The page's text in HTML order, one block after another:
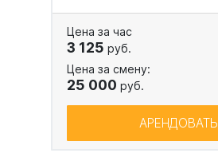
Цена за час
3 125 руб.
Цена за смену:
25 000 руб.
АРЕНДОВАТЬ